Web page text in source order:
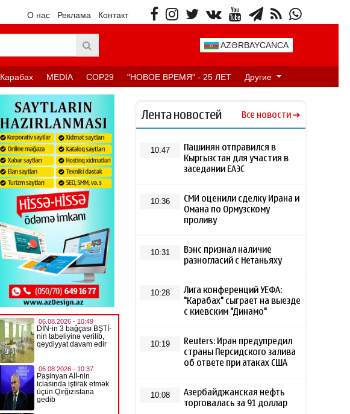
О нас Реклама Контакт
AZƏRBAYCANCA
Карабах MEDIA COP29 "НОВОЕ ВРЕМЯ" - 25 ЛЕТ Другие
Лента новостей Все новости
10:47
Пашинян отправился в
Кыргызстан для участия в
заседании ЕАЭС
10:36
СМИ оценили сделку Ирана и
Омана по Ормузскому
проливу
10:31
Вэнс признал наличие
разногласий с Нетаньяху
10:28
Лига конференций УЕФА:
"Карабах" сыграет на выезде
с киевским "Динамо"
10:19
Reuters: Иран предупредил
страны Персидского залива
об ответе при атаках США
10:08
Азербайджанская нефть
торговалась за 91 доллар